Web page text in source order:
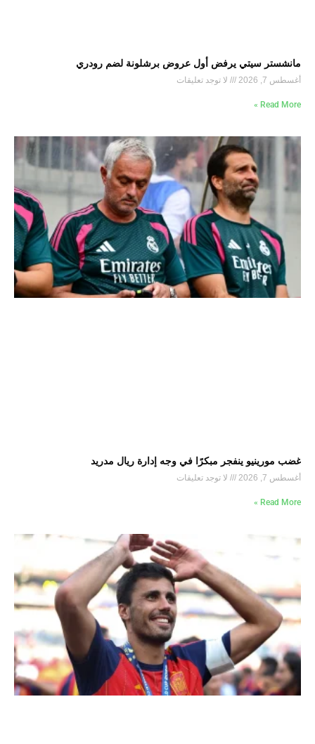
مانشستر سيتي يرفض أول عروض برشلونة لضم رودري
أغسطس 7, 2026 لا توجد تعليقات
Read More »
غضب مورينيو ينفجر مبكرًا في وجه إدارة ريال مدريد
أغسطس 7, 2026 لا توجد تعليقات
Read More »